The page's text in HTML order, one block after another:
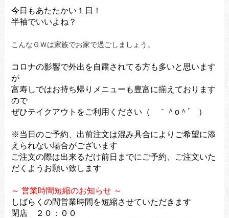
今日もあたたかい１日！
半袖でいいよね？
こんなＧＷは家族でお家で過ごしましょう。
コロナの影響で外出を自粛されてる方も多いと思います
が
富寿しではお持ち帰りメニューも豊富に揃えております
ので
ぜひテイクアウトをご利用ください（ ｀＾o＾´ ）
※当日のご予約、出前注文は混み具合によりご希望に添
えられない場合がございます
ご注文の際は出来るだけ前日までにご予約、ご注文いた
だくようお願い致します
～ 営業時間短縮のお知らせ ～
しばらくの間営業時間を短縮させていただきます
閉店 ２０：００